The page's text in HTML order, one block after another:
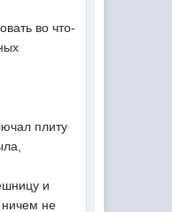
во что-
плиту
и
ничем не